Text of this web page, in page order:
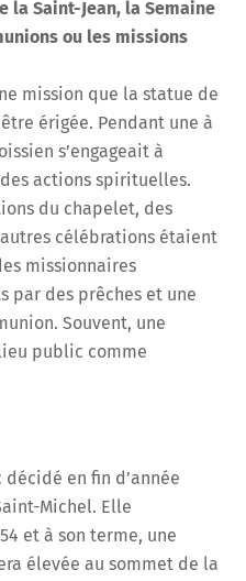
Saint-Jean, la Semaine
ou les missions
mission que la statue de
érigée. Pendant une à
s’engageait à
actions spirituelles.
du chapelet, des
célébrations étaient
missionnaires
par des prêches et une
Souvent, une
public comme
en fin d’année
Michel. Elle
et à son terme, une
élevée au sommet de la